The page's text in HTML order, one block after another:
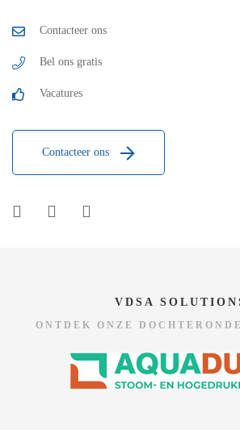
Contacteer ons
Bel ons gratis
Vacatures
Contacteer ons
VDSA
ONTDEK ONZE